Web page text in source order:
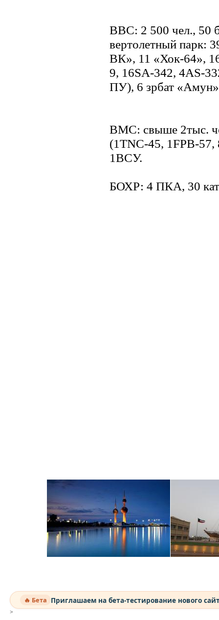
ВВС: 2 500 чел., 50
вертолетный парк:
ВК», 11 «Хок-64»,
9, 16SA-342, 4AS-
ПУ), 6 зрбат
ВМС: свыше 2тыс.
(1TNC-45, 1FPB-
1ВСУ.
БОХР: 4 ПКА, 30
🔥 Бета Приглашаем на бета-тестирование нового
>